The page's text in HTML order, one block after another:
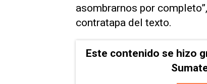
asombrarnos por
contratapa del texto.
Este contenido se hizo